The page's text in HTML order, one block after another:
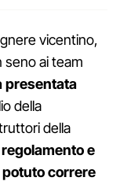
vicentino,
seno ai team
presentata
della
della
e
correre